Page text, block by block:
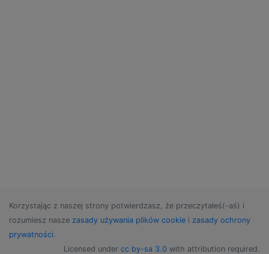
Korzystając z naszej strony potwierdzasz, że przeczytałeś(-aś) i
rozumiesz nasze zasady używania plików cookie i zasady ochrony
prywatności.
Licensed under cc by-sa 3.0 with attribution required.